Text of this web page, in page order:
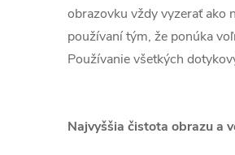
obrazovku vždy vyzerať ako
používaní tým, že ponúka
Používanie všetkých
Najvyššia čistota obrazu a